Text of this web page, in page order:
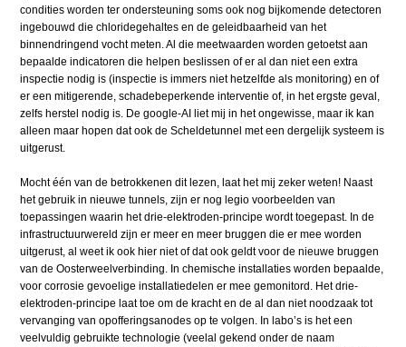
condities worden ter ondersteuning soms ook nog bijkomende detectoren
ingebouwd die chloridegehaltes en de geleidbaarheid van het
binnendringend vocht meten. Al die meetwaarden worden getoetst aan
bepaalde indicatoren die helpen beslissen of er al dan niet een extra
inspectie nodig is (inspectie is immers niet hetzelfde als monitoring) en of
er een mitigerende, schadebeperkende interventie of, in het ergste geval,
zelfs herstel nodig is. De google-AI liet mij in het ongewisse, maar ik kan
alleen maar hopen dat ook de Scheldetunnel met een dergelijk systeem is
uitgerust.
Mocht één van de betrokkenen dit lezen, laat het mij zeker weten! Naast
het gebruik in nieuwe tunnels, zijn er nog legio voorbeelden van
toepassingen waarin het drie-elektroden-principe wordt toegepast. In de
infrastructuurwereld zijn er meer en meer bruggen die er mee worden
uitgerust, al weet ik ook hier niet of dat ook geldt voor de nieuwe bruggen
van de Oosterweelverbinding. In chemische installaties worden bepaalde,
voor corrosie gevoelige installatiedelen er mee gemonitord. Het drie-
elektroden-principe laat toe om de kracht en de al dan niet noodzaak tot
vervanging van opofferingsanodes op te volgen. In labo’s is het een
veelvuldig gebruikte technologie (veelal gekend onder de naam